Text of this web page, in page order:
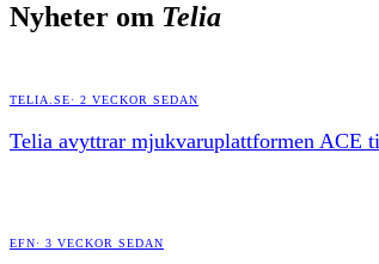
Nyheter om Telia
TELIA.SE· 2 VECKOR SEDAN
Telia avyttrar mjukvaruplattformen ACE
EFN· 3 VECKOR SEDAN